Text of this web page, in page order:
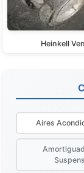
Heinkell
Aires